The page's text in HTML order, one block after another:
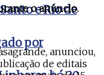
e Rio de
por
o anúncio.
anunciou,
de editais